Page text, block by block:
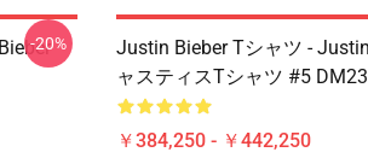
-20%
Justin Bieber Tシャツ -
ャスティスTシャツ #5
￥384,250 - ￥442,250